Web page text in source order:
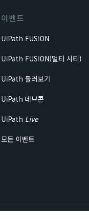
이벤트
UiPath FUSION
UiPath FUSION(멀티 시티)
UiPath 둘러보기
UiPath 데브콘
UiPath Live
모든 이벤트